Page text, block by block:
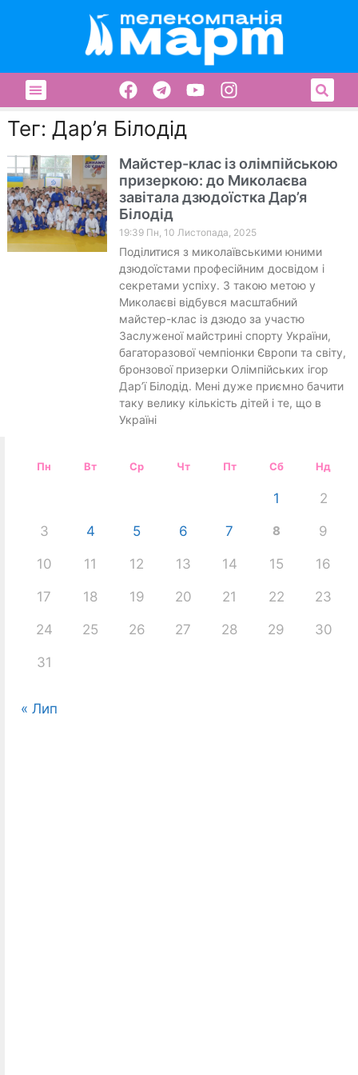
Тег: Дар’я Білодід
Майстер-клас із олімпійською
призеркою: до Миколаєва
завітала дзюдоїстка Дар’я
Білодід
19:39 Пн, 10 Листопада, 2025
Поділитися з миколаївськими юними
дзюдоїстами професійним досвідом і
секретами успіху. З такою метою у
Миколаєві відбувся масштабний
майстер-клас із дзюдо за участю
Заслуженої майстрині спорту України,
багаторазової чемпіонки Європи та світу,
бронзової призерки Олімпійських ігор
Дар’ї Білодід. Мені дуже приємно бачити
таку велику кількість дітей і те, що в
Україні
Пн Вт Ср Чт Пт Сб Нд
1 2
3 4 5 6 7 8 9
10 11 12 13 14 15 16
17 18 19 20 21 22 23
24 25 26 27 28 29 30
31
« Лип